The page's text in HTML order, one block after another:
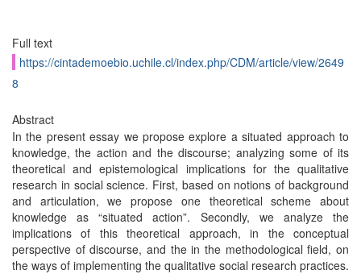
Full text
https://cintademoebio.uchile.cl/index.php/CDM/article/view/2649
8
Abstract
In the present essay we propose explore a situated approach to
knowledge, the action and the discourse; analyzing some of its
theoretical and epistemological implications for the qualitative
research in social science. First, based on notions of background
and articulation, we propose one theoretical scheme about
knowledge as “situated action”. Secondly, we analyze the
implications of this theoretical approach, in the conceptual
perspective of discourse, and the in the methodological field, on
the ways of implementing the qualitative social research practices.